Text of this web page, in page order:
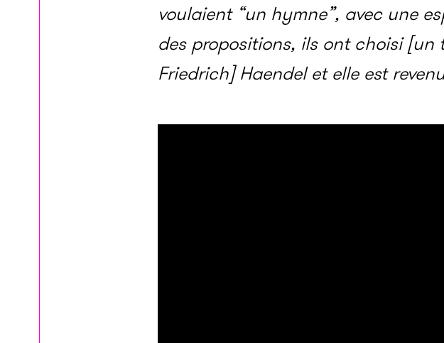
voulaient “un hymne”, avec une
des propositions, ils ont choisi
Friedrich] Haendel et elle est